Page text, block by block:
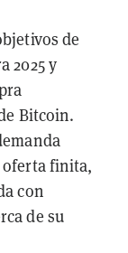
de
2025 y
Bitcoin.
finita,
con
de su